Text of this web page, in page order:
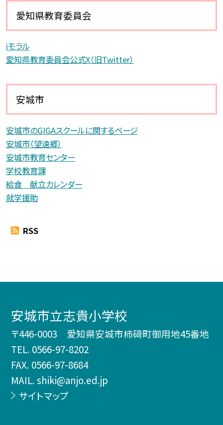
愛知県教育委員会
iモラル
愛知県教育委員会公式X（旧Twitter）
安城市
安城市のGIGAスクールに関するページ
安城市（望遠郷）
安城市教育センター
学校教育課
給食 献立カレンダー
就学援助
RSS
安城市立志貴小学校
〒446-0003 愛知県安城市柿𥔎町御用地45番地
TEL. 0566-97-8202
FAX. 0566-97-8684
MAIL. shiki@anjo.ed.jp
サイトマップ